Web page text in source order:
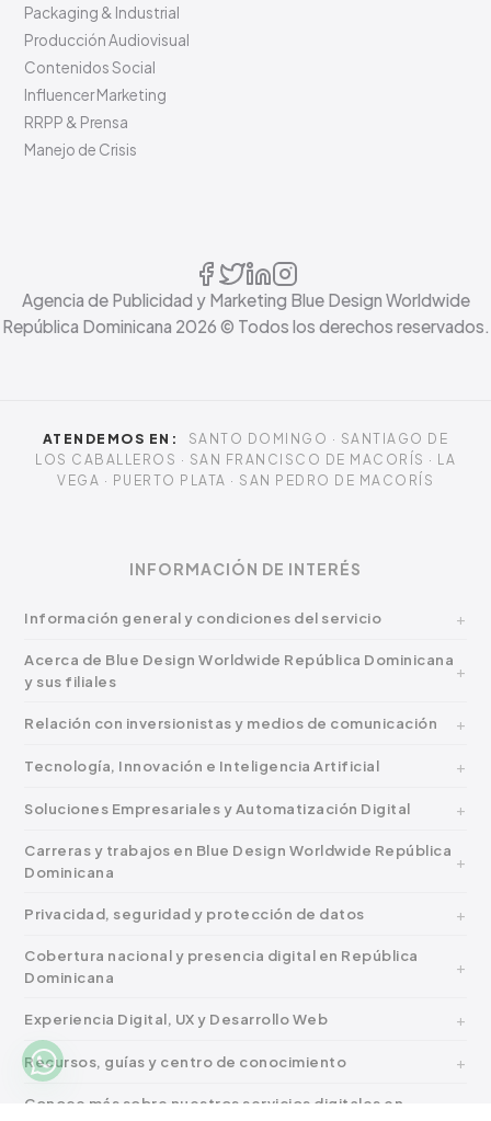
Packaging & Industrial
Producción Audiovisual
Contenidos Social
Influencer Marketing
RRPP & Prensa
Manejo de Crisis
Agencia de Publicidad y Marketing Blue Design Worldwide
República Dominicana 2026 © Todos los derechos reservados.
ATENDEMOS EN:
SANTO DOMINGO · SANTIAGO DE
LOS CABALLEROS · SAN FRANCISCO DE MACORÍS · LA
VEGA · PUERTO PLATA · SAN PEDRO DE MACORÍS
INFORMACIÓN DE INTERÉS
Información general y condiciones del servicio
Acerca de Blue Design Worldwide República Dominicana
y sus filiales
Relación con inversionistas y medios de comunicación
Tecnología, Innovación e Inteligencia Artificial
Soluciones Empresariales y Automatización Digital
Carreras y trabajos en Blue Design Worldwide República
Dominicana
Privacidad, seguridad y protección de datos
Cobertura nacional y presencia digital en República
Dominicana
Experiencia Digital, UX y Desarrollo Web
Recursos, guías y centro de conocimiento
Conoce más sobre nuestros servicios digitales en